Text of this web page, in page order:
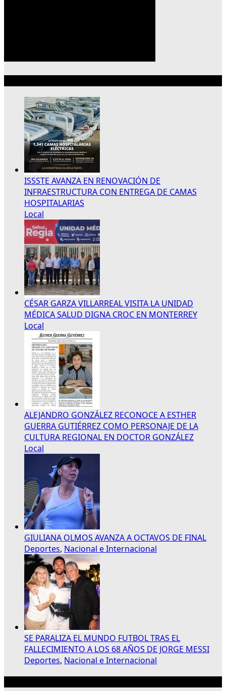
ISSSTE AVANZA EN RENOVACIÓN DE
INFRAESTRUCTURA CON ENTREGA DE CAMAS
HOSPITALARIAS
Local
CÉSAR GARZA VILLARREAL VISITA LA UNIDAD
MÉDICA SALUD DIGNA CROC EN MONTERREY
Local
ALEJANDRO GONZÁLEZ RECONOCE A ESTHER
GUERRA GUTIÉRREZ COMO PERSONAJE DE LA
CULTURA REGIONAL EN DOCTOR GONZÁLEZ
Local
GIULIANA OLMOS AVANZA A OCTAVOS DE FINAL
Deportes, Nacional e Internacional
SE PARALIZA EL MUNDO FUTBOL TRAS EL
FALLECIMIENTO A LOS 68 AÑOS DE JORGE MESSI
Deportes, Nacional e Internacional